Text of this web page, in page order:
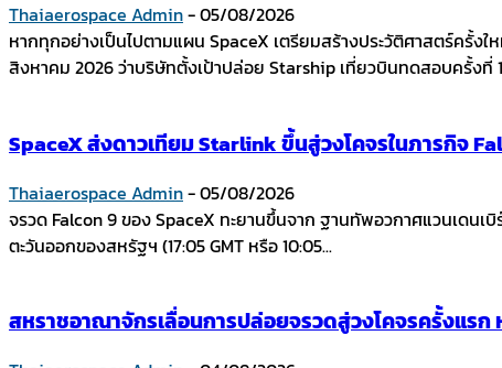
Thaiaerospace Admin-05/08/2026
หากทุกอย่างเป็นไปตามแผน SpaceX เตรียมสร้างประวัติศาสตร์ครั้ง
สิงหาคม 2026 ว่าบริษัทตั้งเป้าปล่อย Starship เที่ยวบินทดสอบครั้งที่
SpaceX ส่งดาวเทียม Starlink ขึ้นสู่วงโคจรในภารกิจ
Thaiaerospace Admin-05/08/2026
จรวด Falcon 9 ของ SpaceX ทะยานขึ้นจาก ฐานทัพอวกาศแวนเดน
ตะวันออกของสหรัฐฯ (17:05 GMT หรือ 10:05...
สหราชอาณาจักรเลื่อนการปล่อยจรวดสู่วงโคจรครั้งแร